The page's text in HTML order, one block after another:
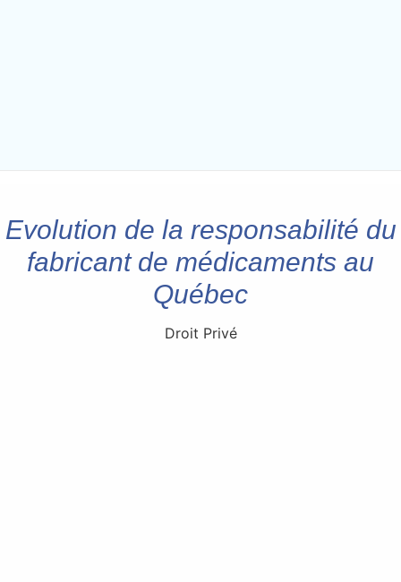
Evolution de la responsabilité du
fabricant de médicaments au
Québec
Droit Privé